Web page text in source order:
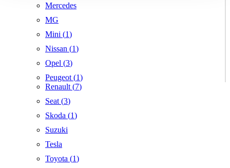
Mercedes
MG
Mini (1)
Nissan (1)
Opel (3)
Peugeot (1)
Renault (7)
Seat (3)
Skoda (1)
Suzuki
Tesla
Toyota (1)